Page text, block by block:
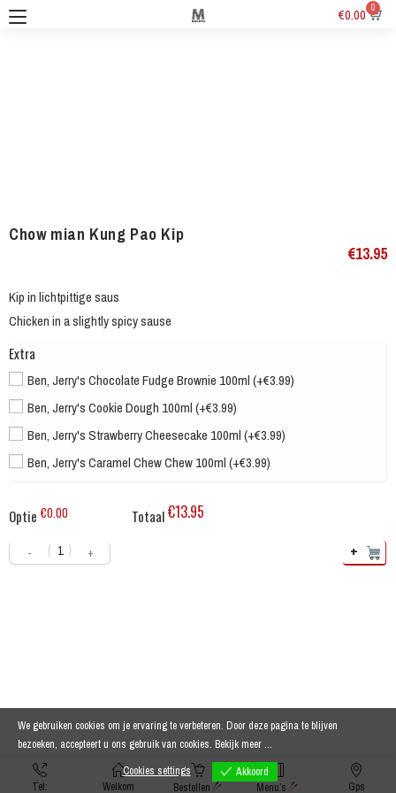
€0.00 0
Chow mian Kung Pao Kip
€13.95
Kip in lichtpittige saus
Chicken in a slightly spicy sause
Extra
Ben, Jerry's Chocolate Fudge Brownie 100ml (+€3.99)
Ben, Jerry's Cookie Dough 100ml (+€3.99)
Ben, Jerry's Strawberry Cheesecake 100ml (+€3.99)
Ben, Jerry's Caramel Chew Chew 100ml (+€3.99)
Optie €0.00 Totaal€13.95
- + +
Tel: Welkom Bestellen Menu’s Gps
We gebruiken cookies om je ervaring te verbeteren. Door deze pagina te blijven
bezoeken, accepteert u ons gebruik van cookies. Bekijk meer ...
Cookies settings
Akkoord